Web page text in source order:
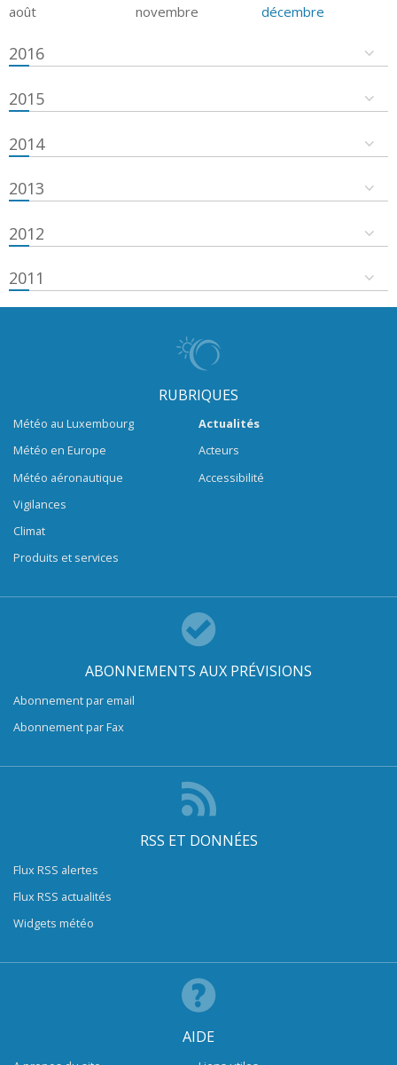
août
novembre décembre
2016
2015
2014
2013
2012
2011
RUBRIQUES
Météo au Luxembourg
Météo en Europe
Météo aéronautique
Vigilances
Climat
Produits et services
Actualités
Acteurs
Accessibilité
ABONNEMENTS AUX PRÉVISIONS
Abonnement par email
Abonnement par Fax
RSS ET DONNÉES
Flux RSS alertes
Flux RSS actualités
Widgets météo
AIDE